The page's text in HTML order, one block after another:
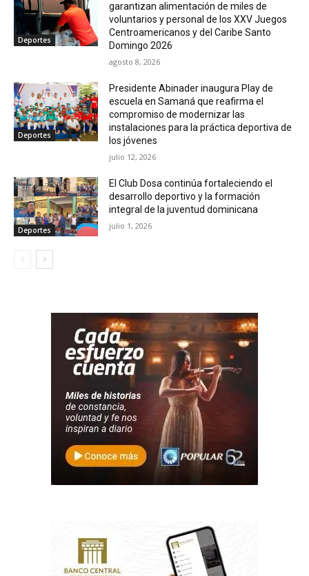
Deportes
garantizan alimentación de miles de
voluntarios y personal de los XXV Juegos
Centroamericanos y del Caribe Santo
Domingo 2026
agosto 8, 2026
Deportes
Presidente Abinader inaugura Play de
escuela en Samaná que reafirma el
compromiso de modernizar las
instalaciones para la práctica deportiva de
los jóvenes
julio 12, 2026
Deportes
El Club Dosa continúa fortaleciendo el
desarrollo deportivo y la formación
integral de la juventud dominicana
julio 1, 2026